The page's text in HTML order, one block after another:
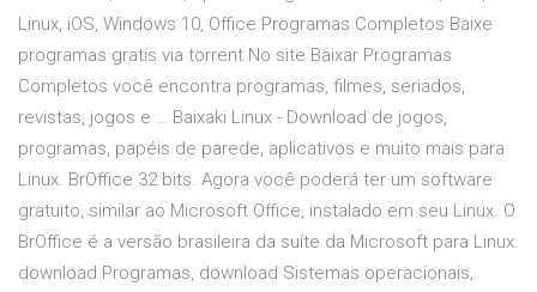
Linux, iOS, Windows 10, Office Programas Completos Baixe
programas gratis via torrent No site Baixar Programas
Completos você encontra programas, filmes, seriados,
revistas, jogos e … Baixaki Linux - Download de jogos,
programas, papéis de parede, aplicativos e muito mais para
Linux. BrOffice 32 bits. Agora você poderá ter um software
gratuito, similar ao Microsoft Office, instalado em seu Linux. O
BrOffice é a versão brasileira da suíte da Microsoft para Linux.
download Programas, download Sistemas operacionais,